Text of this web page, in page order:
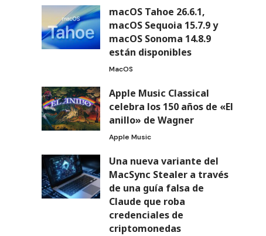
macOS Tahoe 26.6.1,
macOS Sequoia 15.7.9 y
macOS Sonoma 14.8.9
están disponibles
MacOS
Apple Music Classical
celebra los 150 años de «El
anillo» de Wagner
Apple Music
Una nueva variante del
MacSync Stealer a través
de una guía falsa de
Claude que roba
credenciales de
criptomonedas